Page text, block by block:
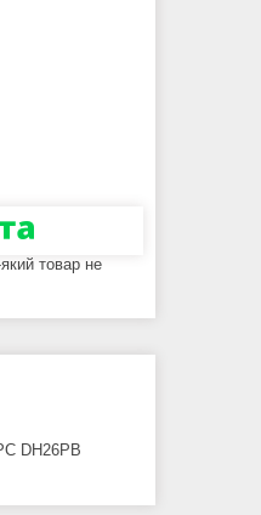
товар не
DH26PB